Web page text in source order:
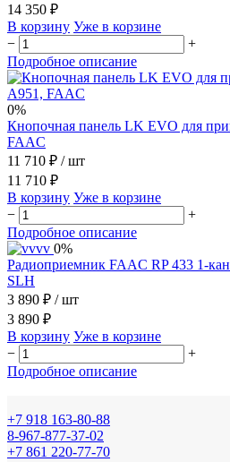
14 350 ₽
В корзину Уже в корзине
−
+
Подробное описание
0%
Кнопочная панель LK EVO для
FAAC
11 710 ₽ / шт
11 710 ₽
В корзину Уже в корзине
−
+
Подробное описание
0%
Радиоприемник FAAC RP 433 1-
SLH
3 890 ₽ / шт
3 890 ₽
В корзину Уже в корзине
−
+
Подробное описание
+7 918 163-80-88
8-967-877-37-02
+7 861 220-77-70